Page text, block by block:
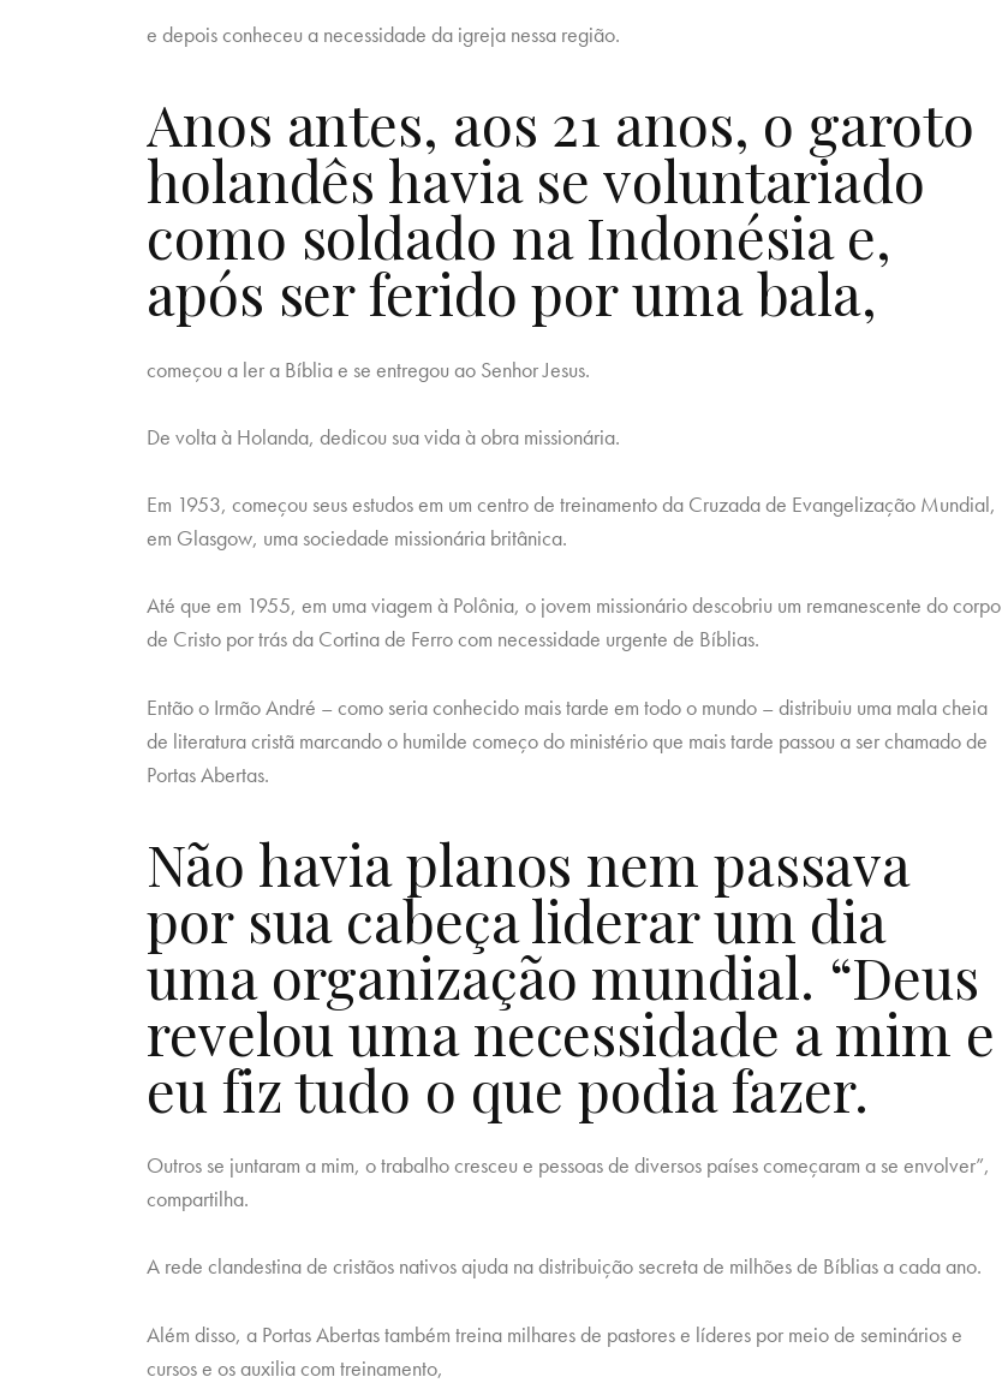
e depois conheceu a necessidade da igreja nessa região.
Anos antes, aos 21 anos, o garoto
holandês havia se voluntariado
como soldado na Indonésia e,
após ser ferido por uma bala,
começou a ler a Bíblia e se entregou ao Senhor Jesus.
De volta à Holanda, dedicou sua vida à obra missionária.
Em 1953, começou seus estudos em um centro de treinamento da Cruzada de Evangelização Mundial,
em Glasgow, uma sociedade missionária britânica.
Até que em 1955, em uma viagem à Polônia, o jovem missionário descobriu um remanescente do corpo
de Cristo por trás da Cortina de Ferro com necessidade urgente de Bíblias.
Então o Irmão André – como seria conhecido mais tarde em todo o mundo – distribuiu uma mala cheia
de literatura cristã marcando o humilde começo do ministério que mais tarde passou a ser chamado de
Portas Abertas.
Não havia planos nem passava
por sua cabeça liderar um dia
uma organização mundial. “Deus
revelou uma necessidade a mim e
eu fiz tudo o que podia fazer.
Outros se juntaram a mim, o trabalho cresceu e pessoas de diversos países começaram a se envolver”,
compartilha.
A rede clandestina de cristãos nativos ajuda na distribuição secreta de milhões de Bíblias a cada ano.
Além disso, a Portas Abertas também treina milhares de pastores e líderes por meio de seminários e
cursos e os auxilia com treinamento,